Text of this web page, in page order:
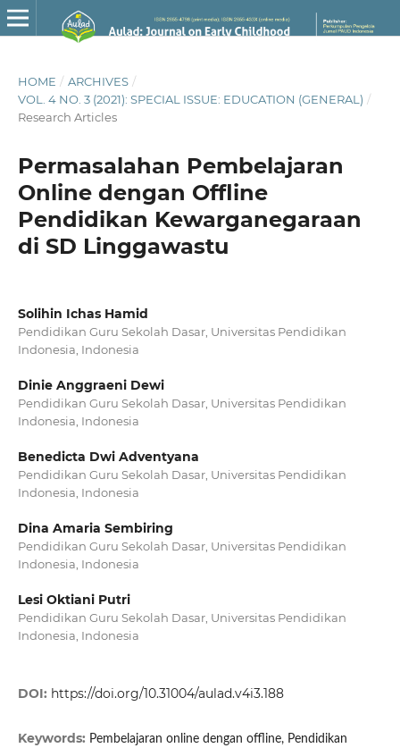
HOME / ARCHIVES /
VOL. 4 NO. 3 (2021): SPECIAL ISSUE: EDUCATION (GENERAL) /
Research Articles
Permasalahan Pembelajaran
Online dengan Offline
Pendidikan Kewarganegaraan
di SD Linggawastu
Solihin Ichas Hamid
Pendidikan Guru Sekolah Dasar, Universitas Pendidikan
Indonesia, Indonesia
Dinie Anggraeni Dewi
Pendidikan Guru Sekolah Dasar, Universitas Pendidikan
Indonesia, Indonesia
Benedicta Dwi Adventyana
Pendidikan Guru Sekolah Dasar, Universitas Pendidikan
Indonesia, Indonesia
Dina Amaria Sembiring
Pendidikan Guru Sekolah Dasar, Universitas Pendidikan
Indonesia, Indonesia
Lesi Oktiani Putri
Pendidikan Guru Sekolah Dasar, Universitas Pendidikan
Indonesia, Indonesia
DOI: https://doi.org/10.31004/aulad.v4i3.188
Keywords: Pembelajaran online dengan offline, Pendidikan